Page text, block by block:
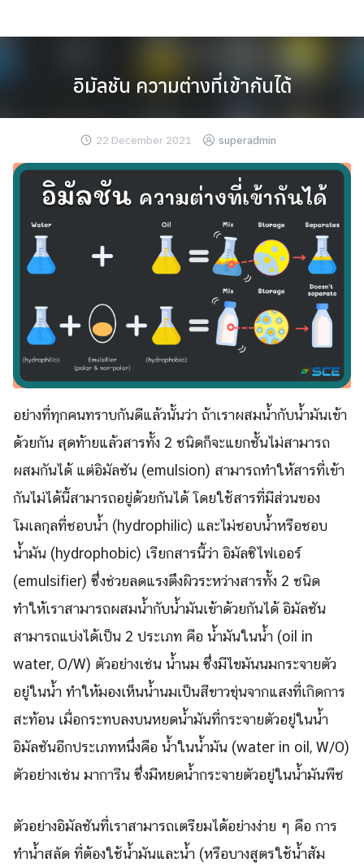
to
อิมัลชัน ความต่างที่เข้ากันได้
22 December 2021 superadmin
อย่างที่ทุกคนทราบกันดีแล้วนั้นว่า ถ้าเราผสมน้ำกับน้ำมันเข้า
ด้วยกัน สุดท้ายแล้วสารทั้ง 2 ชนิดก็จะแยกชั้นไม่สามารถ
ผสมกันได้ แต่อิมัลชัน (emulsion) สามารถทำให้สารที่เข้า
กันไม่ได้นี้สามารถอยู่ด้วยกันได้ โดยใช้สารที่มีส่วนของ
โมเลกุลที่ชอบน้ำ (hydrophilic) และไม่ชอบน้ำหรือชอบ
น้ำมัน (hydrophobic) เรียกสารนี้ว่า อิมัลซิไฟเออร์
(emulsifier) ซึ่งช่วยลดแรงตึงผิวระหว่างสารทั้ง 2 ชนิด
ทำให้เราสามารถผสมน้ำกับน้ำมันเข้าด้วยกันได้ อิมัลชัน
สามารถแบ่งได้เป็น 2 ประเภท คือ น้ำมันในน้ำ (oil in
water, O/W) ตัวอย่างเช่น น้ำนม ซึ่งมีไขมันนมกระจายตัว
อยู่ในน้ำ ทำให้มองเห็นน้ำนมเป็นสีขาวขุ่นจากแสงที่เกิดการ
สะท้อน เมื่อกระทบลงบนหยดน้ำมันที่กระจายตัวอยู่ในน้ำ
อิมัลชันอีกประเภทหนึ่งคือ น้ำในน้ำมัน (water in oil, W/O)
ตัวอย่างเช่น มาการีน ซึ่งมีหยดน้ำกระจายตัวอยู่ในน้ำมันพืช
ตัวอย่างอิมัลชันที่เราสามารถเตรียมได้อย่างง่าย ๆ คือ การ
ทำน้ำสลัด ที่ต้องใช้น้ำมันและน้ำ (หรือบางสูตรใช้น้ำส้ม